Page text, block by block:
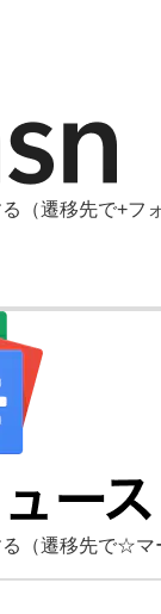
（遷移先で+フ
（遷移先で☆マ